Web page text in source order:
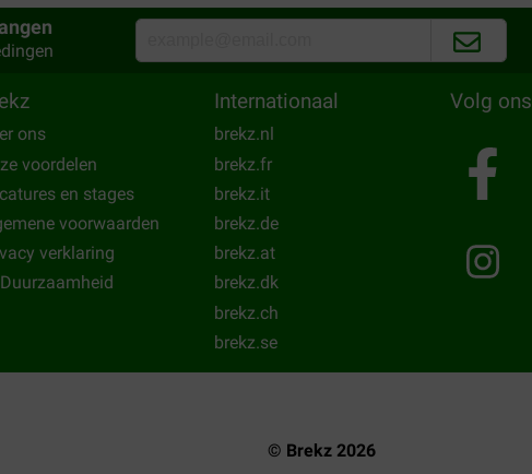
02-05-2022
Translate to English
ons
voordelen
en stages
voorwaarden
verklaring
Duurzaamheid
Internationaal
brekz.nl
brekz.fr
brekz.it
brekz.de
brekz.at
brekz.dk
brekz.ch
brekz.se
Volg ons
© Brekz 2026